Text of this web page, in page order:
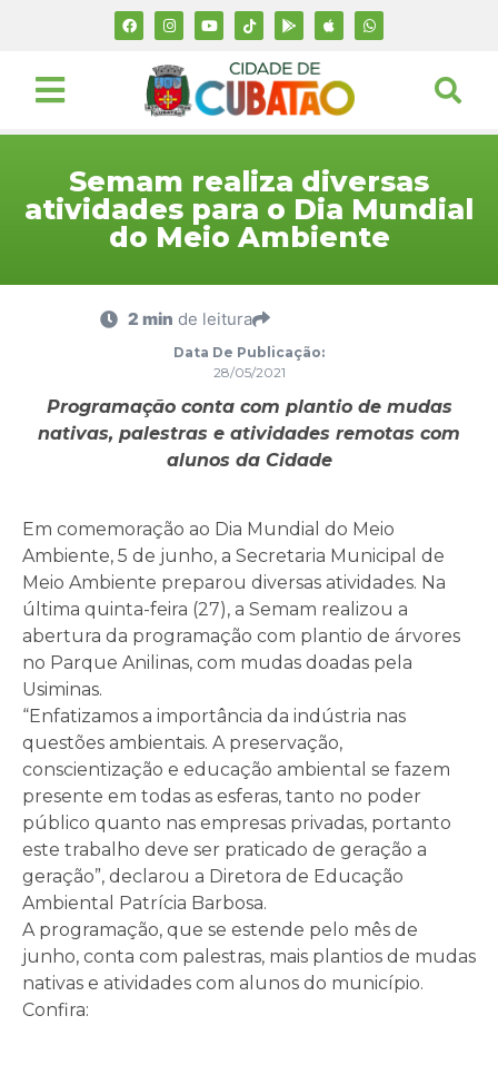
Semam realiza diversas
atividades para o Dia Mundial
do Meio Ambiente
2 min de leitura
Data De Publicação:
28/05/2021
Programação conta com plantio de mudas
nativas, palestras e atividades remotas com
alunos da Cidade
Em comemoração ao Dia Mundial do Meio
Ambiente, 5 de junho, a Secretaria Municipal de
Meio Ambiente preparou diversas atividades. Na
última quinta-feira (27), a Semam realizou a
abertura da programação com plantio de árvores
no Parque Anilinas, com mudas doadas pela
Usiminas.
“Enfatizamos a importância da indústria nas
questões ambientais. A preservação,
conscientização e educação ambiental se fazem
presente em todas as esferas, tanto no poder
público quanto nas empresas privadas, portanto
este trabalho deve ser praticado de geração a
geração”, declarou a Diretora de Educação
Ambiental Patrícia Barbosa.
A programação, que se estende pelo mês de
junho, conta com palestras, mais plantios de mudas
nativas e atividades com alunos do município.
Confira: